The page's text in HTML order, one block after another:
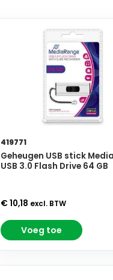
419771
Geheugen USB stick
USB 3.0 Flash Drive 64 GB
€ 10,18 excl. BTW
Voeg toe